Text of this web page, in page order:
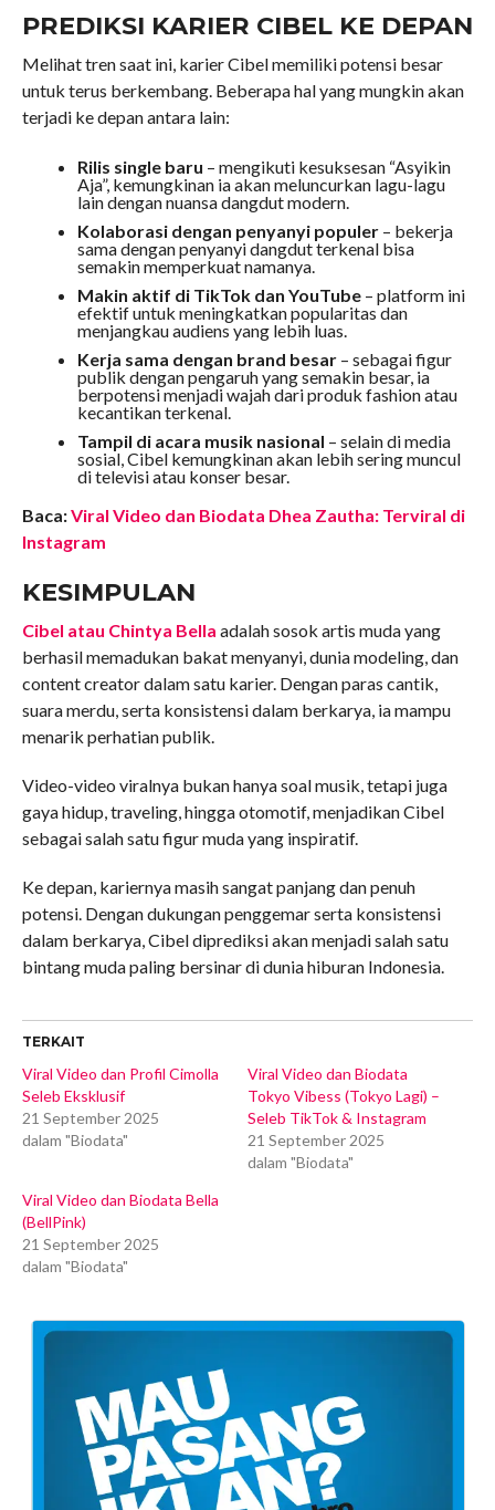
PREDIKSI KARIER CIBEL KE DEPAN
Melihat tren saat ini, karier Cibel memiliki potensi besar
untuk terus berkembang. Beberapa hal yang mungkin akan
terjadi ke depan antara lain:
Rilis single baru – mengikuti kesuksesan “Asyikin
Aja”, kemungkinan ia akan meluncurkan lagu-lagu
lain dengan nuansa dangdut modern.
Kolaborasi dengan penyanyi populer– bekerja
sama dengan penyanyi dangdut terkenal bisa
semakin memperkuat namanya.
Makin aktif di TikTok dan YouTube– platform ini
efektif untuk meningkatkan popularitas dan
menjangkau audiens yang lebih luas.
Kerja sama dengan brand besar– sebagai figur
publik dengan pengaruh yang semakin besar, ia
berpotensi menjadi wajah dari produk fashion atau
kecantikan terkenal.
Tampil di acara musik nasional – selain di media
sosial, Cibel kemungkinan akan lebih sering muncul
di televisi atau konser besar.
Baca:Viral Video dan Biodata Dhea Zautha: Terviral di
Instagram
KESIMPULAN
Cibel atau Chintya Bella adalah sosok artis muda yang
berhasil memadukan bakat menyanyi, dunia modeling, dan
content creator dalam satu karier. Dengan paras cantik,
suara merdu, serta konsistensi dalam berkarya, ia mampu
menarik perhatian publik.
Video-video viralnya bukan hanya soal musik, tetapi juga
gaya hidup, traveling, hingga otomotif, menjadikan Cibel
sebagai salah satu figur muda yang inspiratif.
Ke depan, kariernya masih sangat panjang dan penuh
potensi. Dengan dukungan penggemar serta konsistensi
dalam berkarya, Cibel diprediksi akan menjadi salah satu
bintang muda paling bersinar di dunia hiburan Indonesia.
TERKAIT
Viral Video dan Profil Cimolla
Seleb Eksklusif
21 September 2025
dalam "Biodata"
Viral Video dan Biodata
Tokyo Vibess (Tokyo Lagi) –
Seleb TikTok & Instagram
21 September 2025
dalam "Biodata"
Viral Video dan Biodata Bella
(BellPink)
21 September 2025
dalam "Biodata"